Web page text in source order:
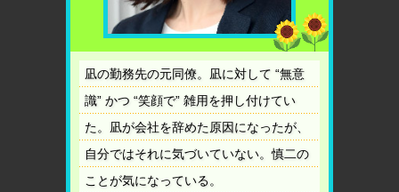
凪の勤務先の元同僚。凪に対して “無意
識” かつ “笑顔で” 雑用を押し付けてい
た。凪が会社を辞めた原因になったが、
自分ではそれに気づいていない。慎二の
ことが気になっている。